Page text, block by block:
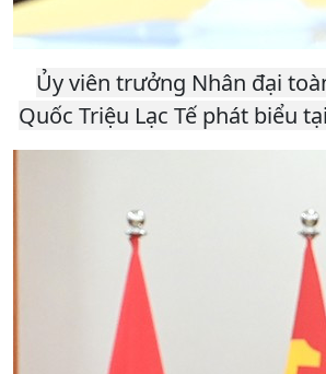
Ủy viên trưởng Nhân đại
Quốc Triệu Lạc Tế phát biểu